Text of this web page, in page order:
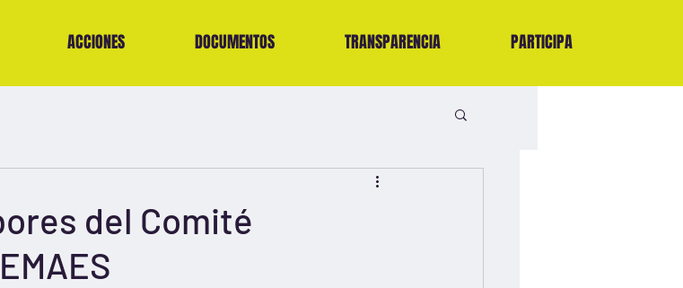
ACCIONES DOCUMENTOS TRANSPARENCIA PARTICIPA
del Comité